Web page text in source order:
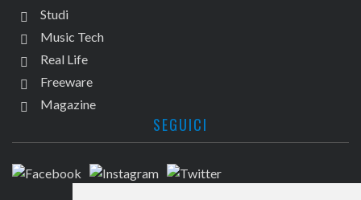
Studi
Music Tech
Real Life
Freeware
Magazine
SEGUICI